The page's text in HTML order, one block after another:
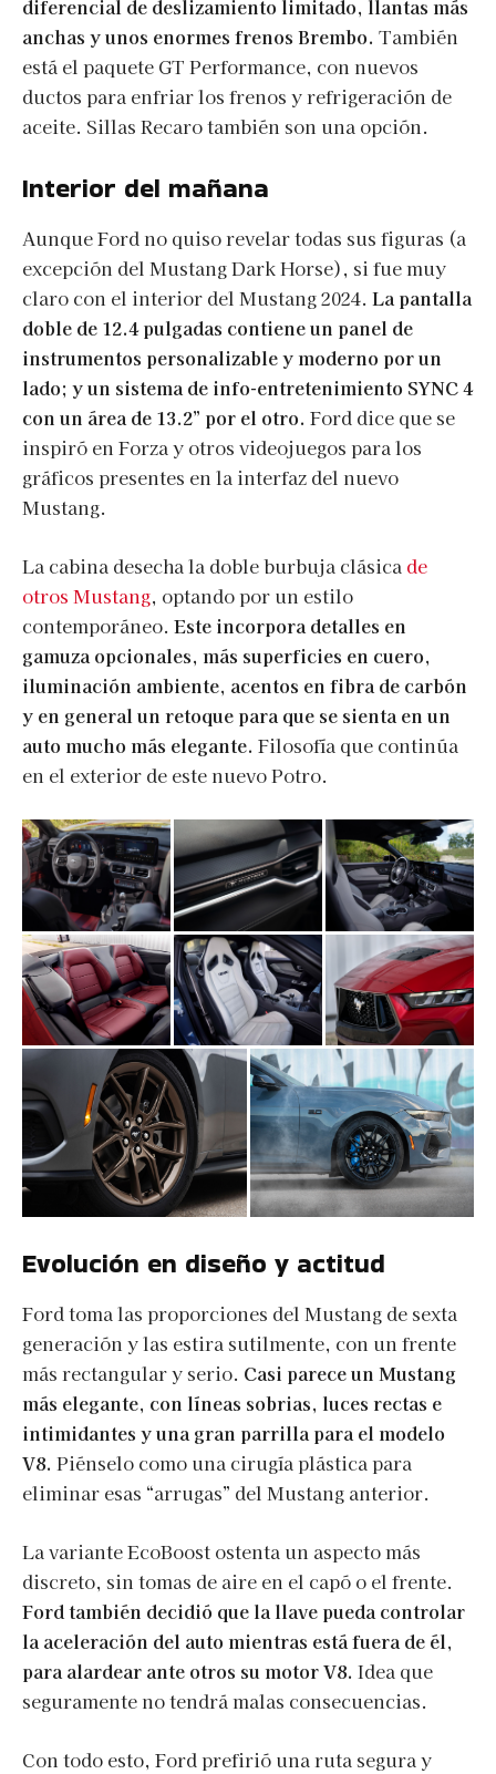
diferencial de deslizamiento limitado, llantas más
anchas y unos enormes frenos Brembo. También
está el paquete GT Performance, con nuevos
ductos para enfriar los frenos y refrigeración de
aceite. Sillas Recaro también son una opción.
Interior del mañana
Aunque Ford no quiso revelar todas sus figuras (a
excepción del Mustang Dark Horse), si fue muy
claro con el interior del Mustang 2024. La pantalla
doble de 12.4 pulgadas contiene un panel de
instrumentos personalizable y moderno por un
lado; y un sistema de info-entretenimiento SYNC 4
con un área de 13.2” por el otro. Ford dice que se
inspiró en Forza y otros videojuegos para los
gráficos presentes en la interfaz del nuevo
Mustang.
La cabina desecha la doble burbuja clásica de
otros Mustang, optando por un estilo
contemporáneo. Este incorpora detalles en
gamuza opcionales, más superficies en cuero,
iluminación ambiente, acentos en fibra de carbón
y en general un retoque para que se sienta en un
auto mucho más elegante. Filosofía que continúa
en el exterior de este nuevo Potro.
Evolución en diseño y actitud
Ford toma las proporciones del Mustang de sexta
generación y las estira sutilmente, con un frente
más rectangular y serio. Casi parece un Mustang
más elegante, con líneas sobrias, luces rectas e
intimidantes y una gran parrilla para el modelo
V8. Piénselo como una cirugía plástica para
eliminar esas “arrugas” del Mustang anterior.
La variante EcoBoost ostenta un aspecto más
discreto, sin tomas de aire en el capó o el frente.
Ford también decidió que la llave pueda controlar
la aceleración del auto mientras está fuera de él,
para alardear ante otros su motor V8. Idea que
seguramente no tendrá malas consecuencias.
Con todo esto, Ford prefirió una ruta segura y